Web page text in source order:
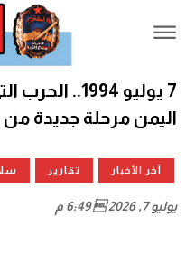
7 يوليو
اليمن مرحلة جديدة من
آخر الأخبار تقارير
يوليو 7, 2026  6:49 م